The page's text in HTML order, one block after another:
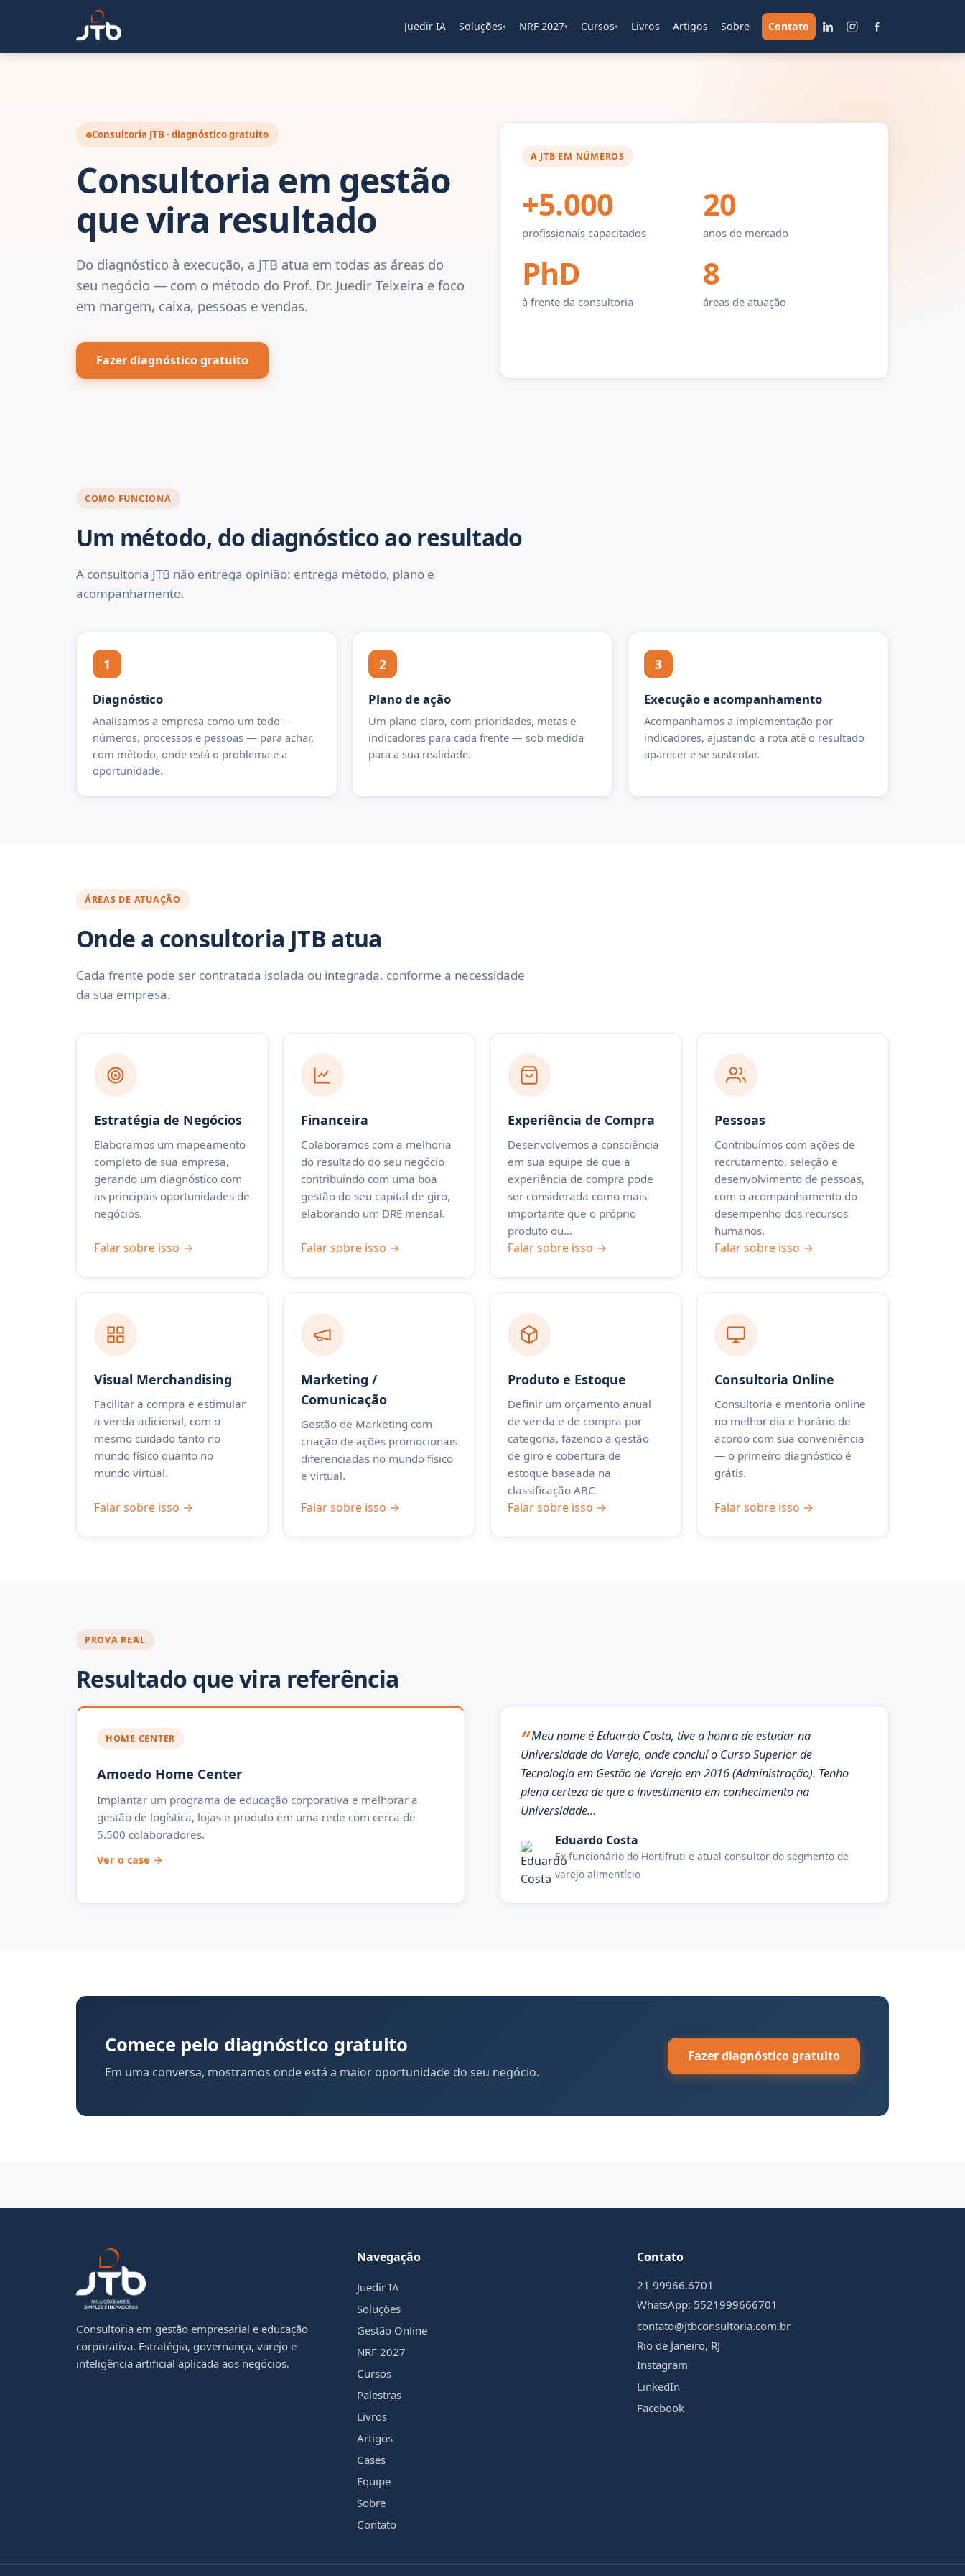
Juedir IA Soluções▾ NRF 2027▾ Cursos▾ Livros Artigos Sobre Contato
Consultoria JTB · diagnóstico gratuito
Consultoria em gestão
que vira resultado
Do diagnóstico à execução, a JTB atua em todas as áreas do
seu negócio — com o método do Prof. Dr. Juedir Teixeira e foco
em margem, caixa, pessoas e vendas.
Fazer diagnóstico gratuito
A JTB EM NÚMEROS
+5.000
profissionais capacitados
20
anos de mercado
PhD
à frente da consultoria
8
áreas de atuação
COMO FUNCIONA
Um método, do diagnóstico ao resultado
A consultoria JTB não entrega opinião: entrega método, plano e
acompanhamento.
1
Diagnóstico
Analisamos a empresa como um todo —
números, processos e pessoas — para achar,
com método, onde está o problema e a
oportunidade.
2
Plano de ação
Um plano claro, com prioridades, metas e
indicadores para cada frente — sob medida
para a sua realidade.
3
Execução e acompanhamento
Acompanhamos a implementação por
indicadores, ajustando a rota até o resultado
aparecer e se sustentar.
ÁREAS DE ATUAÇÃO
Onde a consultoria JTB atua
Cada frente pode ser contratada isolada ou integrada, conforme a necessidade
da sua empresa.
Estratégia de Negócios
Elaboramos um mapeamento
completo de sua empresa,
gerando um diagnóstico com
as principais oportunidades de
negócios.
Falar sobre isso →
Financeira
Colaboramos com a melhoria
do resultado do seu negócio
contribuindo com uma boa
gestão do seu capital de giro,
elaborando um DRE mensal.
Falar sobre isso →
Experiência de Compra
Desenvolvemos a consciência
em sua equipe de que a
experiência de compra pode
ser considerada como mais
importante que o próprio
produto ou…
Falar sobre isso →
Pessoas
Contribuímos com ações de
recrutamento, seleção e
desenvolvimento de pessoas,
com o acompanhamento do
desempenho dos recursos
humanos.
Falar sobre isso →
Visual Merchandising
Facilitar a compra e estimular
a venda adicional, com o
mesmo cuidado tanto no
mundo físico quanto no
mundo virtual.
Falar sobre isso →
Marketing /
Comunicação
Gestão de Marketing com
criação de ações promocionais
diferenciadas no mundo físico
e virtual.
Falar sobre isso →
Produto e Estoque
Definir um orçamento anual
de venda e de compra por
categoria, fazendo a gestão
de giro e cobertura de
estoque baseada na
classificação ABC.
Falar sobre isso →
Consultoria Online
Consultoria e mentoria online
no melhor dia e horário de
acordo com sua conveniência
— o primeiro diagnóstico é
grátis.
Falar sobre isso →
PROVA REAL
Resultado que vira referência
HOME CENTER
Amoedo Home Center
Implantar um programa de educação corporativa e melhorar a
gestão de logística, lojas e produto em uma rede com cerca de
5.500 colaboradores.
Ver o case →
Meu nome é Eduardo Costa, tive a honra de estudar na
Universidade do Varejo, onde concluí o Curso Superior de
Tecnologia em Gestão de Varejo em 2016 (Administração). Tenho
plena certeza de que o investimento em conhecimento na
Universidade…
Eduardo Costa
Ex-funcionário do Hortifruti e atual consultor do segmento de
varejo alimentício
Comece pelo diagnóstico gratuito
Em uma conversa, mostramos onde está a maior oportunidade do seu negócio.
Fazer diagnóstico gratuito
Consultoria em gestão empresarial e educação
corporativa. Estratégia, governança, varejo e
inteligência artificial aplicada aos negócios.
Navegação
Juedir IA
Soluções
Gestão Online
NRF 2027
Cursos
Palestras
Livros
Artigos
Cases
Equipe
Sobre
Contato
Contato
21 99966.6701
WhatsApp: 5521999666701
contato@jtbconsultoria.com.br
Rio de Janeiro, RJ
Instagram
LinkedIn
Facebook